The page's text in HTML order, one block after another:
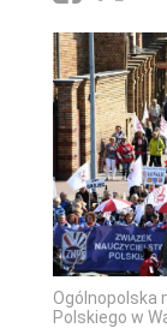
Ogólnopolska
Polskiego w